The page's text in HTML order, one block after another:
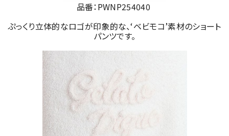
品番：PWNP254040
ぷっくり立体的なロゴが印象的な、‘ベビモコ’素材のショート
パンツです。